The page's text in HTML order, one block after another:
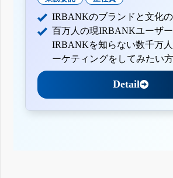
IRBANKのブランドと文化の
百万人の現IRBANKユーザ
IRBANKを知らない数千万
ーケティングをしてみたい方
Detail